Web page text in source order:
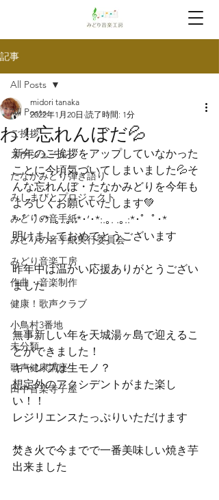
記事
All Posts
ご挨拶
スケジュール
たなかみどり弾き語り
みしまびとプロジェクト
みどりの音手紙
みどりの音手紙実行委員会
みどり音楽工房
作曲・音楽制作
健康！歌声クラブ
小鳥村3番地
未分類
歌声健康講座
田中音楽寺子屋
All Posts
わ！忘れんぼだ💦
midori tanaka
2022年1月20日 読了時間: 1分
新年のご挨拶をアップしていなかった
ことに今頃気づいてしまいました💦そ
んな忘れんぼ・たなかみどりを今年も
よろしくお願いいたします💚
*･゜ﾟ･*:.｡..｡.:*･’･*:.｡. .｡.:*･゜ﾟ･*
明けましておめでとうございます
昨年中は温かい応援ありがとうござい
ました
無事新しい年を天城湯ヶ島で迎えるこ
とができました！
キャンプは生モノ？
想定外のアクシデントがまた楽し
い！！
レジリエンスたっぷりいただけます
焚き火で今までで一番美味しい焼き芋
出来ました